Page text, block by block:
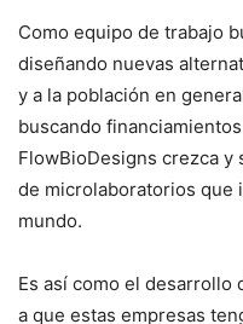
Como equipo de trabajo
diseñando nuevas
y a la población en
buscando
FlowBioDesigns crezca y
de microlaboratorios que
mundo.
Es así como el desarrollo
a que estas empresas